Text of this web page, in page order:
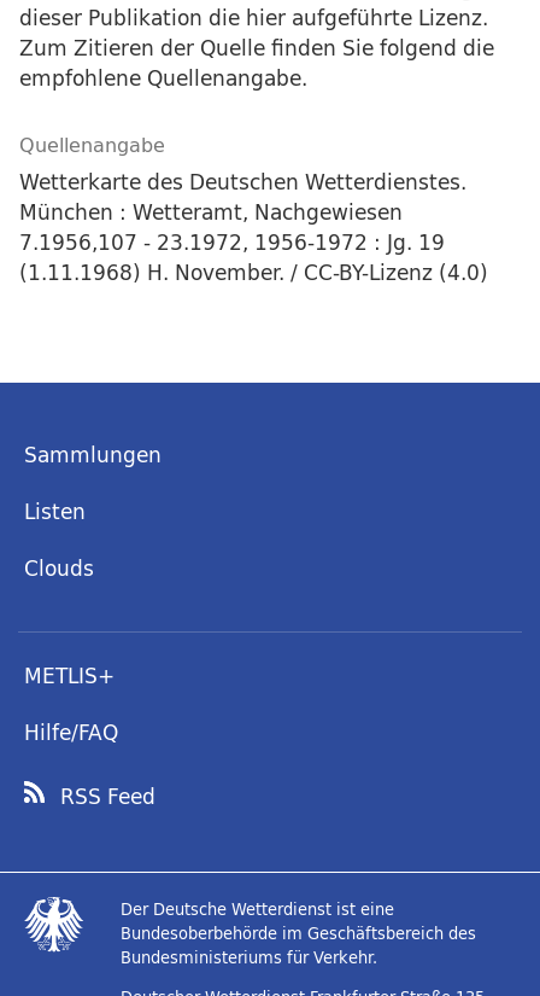
dieser Publikation die hier aufgeführte Lizenz.
Zum Zitieren der Quelle finden Sie folgend die
empfohlene Quellenangabe.
Quellenangabe
Wetterkarte des Deutschen Wetterdienstes.
München : Wetteramt, Nachgewiesen
7.1956,107 - 23.1972, 1956-1972 : Jg. 19
(1.11.1968) H. November. / CC-BY-Lizenz (4.0)
Sammlungen
Listen
Clouds
METLIS+
Hilfe/FAQ
RSS Feed
Der Deutsche Wetterdienst ist eine
Bundesoberbehörde im Geschäftsbereich des
Bundesministeriums für Verkehr.